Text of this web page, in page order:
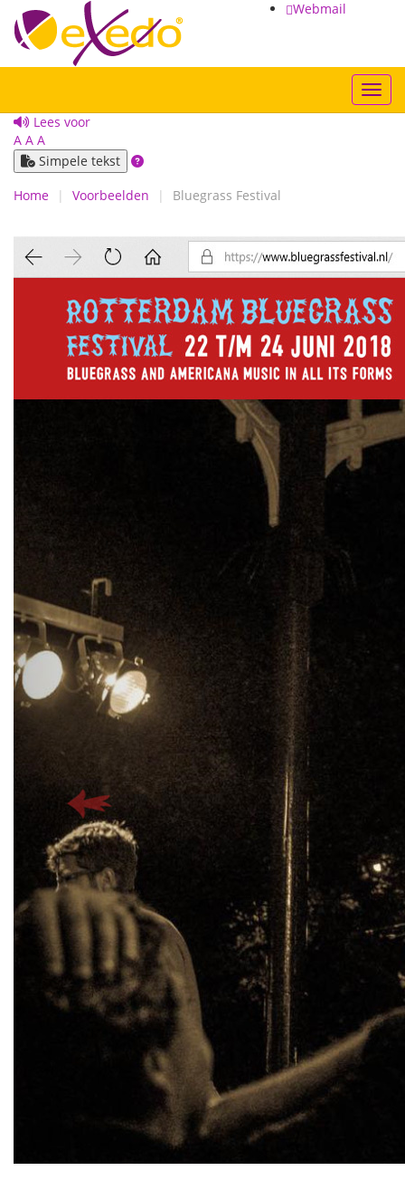
Webmail
Lees voor
A A A
Simpele tekst
Home
Voorbeelden Bluegrass Festival